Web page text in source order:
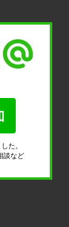
た。
談など